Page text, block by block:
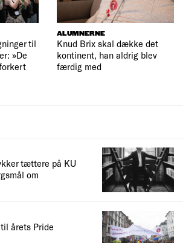
til
»De
ALUMNERNE
Knud Brix skal dække det
kontinent, han aldrig blev
færdig med
tættere på KU
om
årets Pride